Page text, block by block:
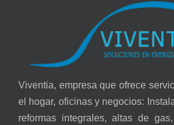
Viventia, empresa que ofrece
el hogar, oficinas y negocios:
reformas integrales, altas de